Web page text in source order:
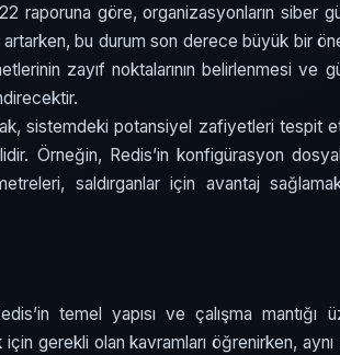
raporuna göre, organizasyonların siber
artarken, bu durum son derece büyük bir
zayıf noktalarının belirlenmesi ve
sistemdeki potansiyel zafiyetleri
Örneğin, Redis’in konfigürasyon
saldırganlar için avantaj
temel yapısı ve çalışma
gerekli olan kavramları öğrenirken,